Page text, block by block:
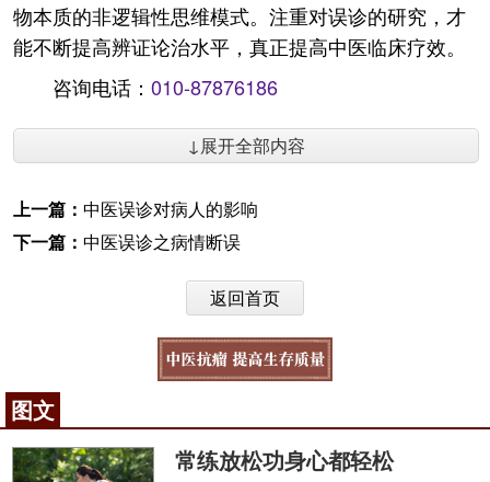
物本质的非逻辑性思维模式。注重对误诊的研究，才
能不断提高辨证论治水平，真正提高中医临床疗效。
咨询电话： 010-87876186
↓展开全部内容
上一篇： 中医误诊对病人的影响
下一篇： 中医误诊之病情断误
返回首页
图文
常练放松功身心都轻松